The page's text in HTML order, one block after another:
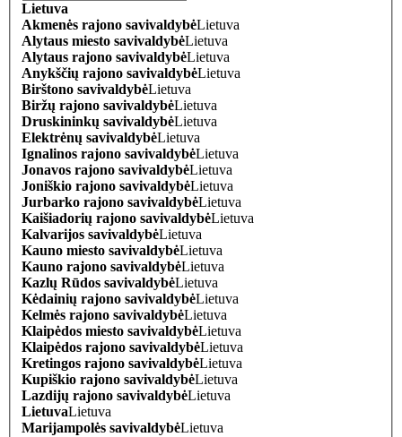
Lietuva
Akmenės rajono savivaldybėLietuva
Alytaus miesto savivaldybėLietuva
Alytaus rajono savivaldybėLietuva
Anykščių rajono savivaldybėLietuva
Birštono savivaldybėLietuva
Biržų rajono savivaldybėLietuva
Druskininkų savivaldybėLietuva
Elektrėnų savivaldybėLietuva
Ignalinos rajono savivaldybėLietuva
Jonavos rajono savivaldybėLietuva
Joniškio rajono savivaldybėLietuva
Jurbarko rajono savivaldybėLietuva
Kaišiadorių rajono savivaldybėLietuva
Kalvarijos savivaldybėLietuva
Kauno miesto savivaldybėLietuva
Kauno rajono savivaldybėLietuva
Kazlų Rūdos savivaldybėLietuva
Kėdainių rajono savivaldybėLietuva
Kelmės rajono savivaldybėLietuva
Klaipėdos miesto savivaldybėLietuva
Klaipėdos rajono savivaldybėLietuva
Kretingos rajono savivaldybėLietuva
Kupiškio rajono savivaldybėLietuva
Lazdijų rajono savivaldybėLietuva
LietuvaLietuva
Marijampolės savivaldybėLietuva